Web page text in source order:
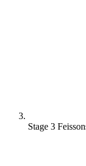
Stage 3